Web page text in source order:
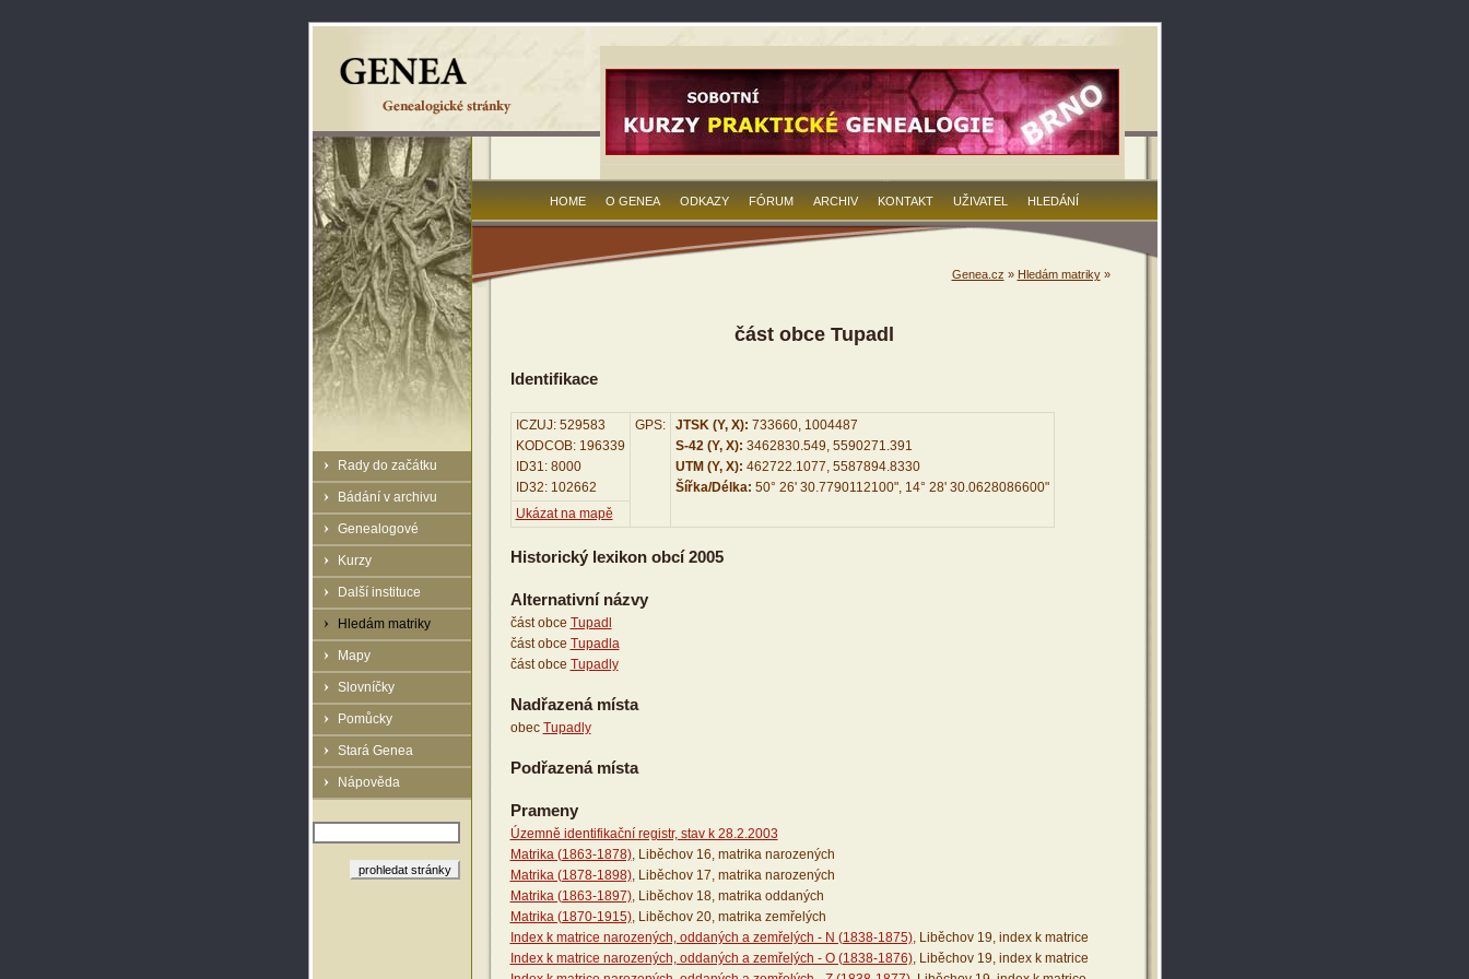
Rady do začátku
Bádání v archivu
Genealogové
Kurzy
Další instituce
Hledám matriky
Mapy
Slovníčky
Pomůcky
Stará Genea
Nápověda
HOME O GENEA ODKAZY FÓRUM ARCHIV KONTAKT UŽIVATEL HLEDÁNÍ
Genea.cz » Hledám matriky»
část obce Tupadl
Identifikace
ICZUJ: 529583
KODCOB: 196339
ID31: 8000
ID32: 102662
GPS: JTSK (Y, X): 733660, 1004487
S-42 (Y, X): 3462830.549, 5590271.391
UTM (Y, X): 462722.1077, 5587894.8330
Šířka/Délka: 50° 26' 30.7790112100", 14° 28' 30.0628086600"
Ukázat na mapě
Historický lexikon obcí 2005
Alternativní názvy
část obce Tupadl
část obce Tupadla
část obce Tupadly
Nadřazená místa
obec Tupadly
Podřazená místa
Prameny
Územně identifikační registr, stav k 28.2.2003
Matrika (1863-1878), Liběchov 16, matrika narozených
Matrika (1878-1898), Liběchov 17, matrika narozených
Matrika (1863-1897), Liběchov 18, matrika oddaných
Matrika (1870-1915), Liběchov 20, matrika zemřelých
Index k matrice narozených, oddaných a zemřelých - N (1838-1875), Liběchov 19, index k matrice
Index k matrice narozených, oddaných a zemřelých - O (1838-1876), Liběchov 19, index k matrice